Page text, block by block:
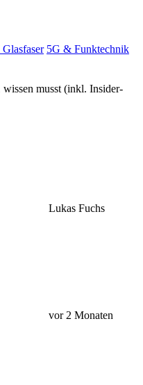
5G & Funktechnik
musst (inkl. Insider-
Lukas Fuchs
vor 2 Monaten